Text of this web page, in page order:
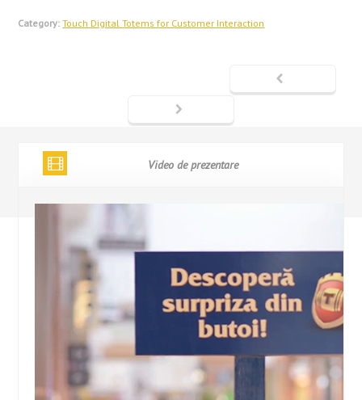
Category: Touch Digital Totems for Customer Interaction
Video de prezentare